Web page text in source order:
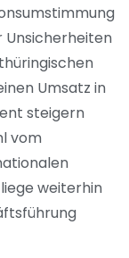
Umsatz in
steigern
vom
weiterhin